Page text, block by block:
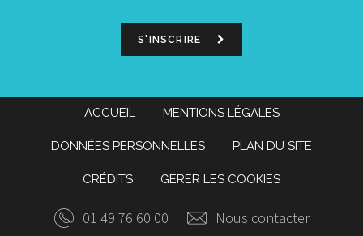
S'INSCRIRE
ACCUEIL MENTIONS LÉGALES
DONNÉES PERSONNELLES PLAN DU SITE
CRÉDITS GERER LES COOKIES
01 49 76 60 00 Nous contacter